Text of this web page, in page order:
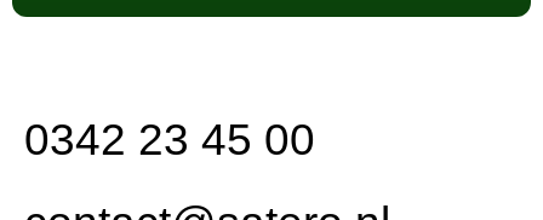
0342 23 45 00